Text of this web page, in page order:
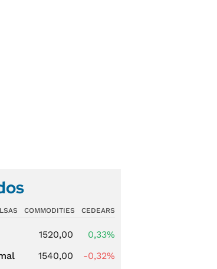
COMMODITIES CEDEARS
1520,00
0,33%
1540,00
-0,32%